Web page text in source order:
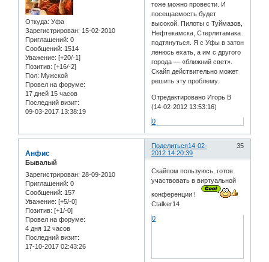
Откуда: Уфа
Зарегистрирован: 15-02-2010
Приглашений: 0
Сообщений: 1514
Уважение: [+20/-1]
Позитив: [+16/-2]
Пол: Мужской
Провел на форуме:
17 дней 15 часов
Последний визит:
09-03-2017 13:38:19
тоже можно провести. И
посещаемость будет
высокой. Пилоты с Туймазов,
Нефтекамска, Стерлитамака
подтянуться. Я с Уфы в затон
ленюсь ехать, а им с другого
города — «ближний свет».
Скайп действительно может
решить эту проблему.
Отредактировано Игорь В
(14-02-2012 13:53:16)
0
Поделиться 35
14-02-
2012 14:20:39
Анфис
Бывалый
Зарегистрирован: 28-09-2010
Приглашений: 0
Сообщений: 157
Уважение: [+5/-0]
Позитив: [+1/-0]
Провел на форуме:
4 дня 12 часов
Последний визит:
17-10-2017 02:43:26
Скайпом пользуюсь, готов
участвовать в виртуальной
конференции !
Ctalker14
0